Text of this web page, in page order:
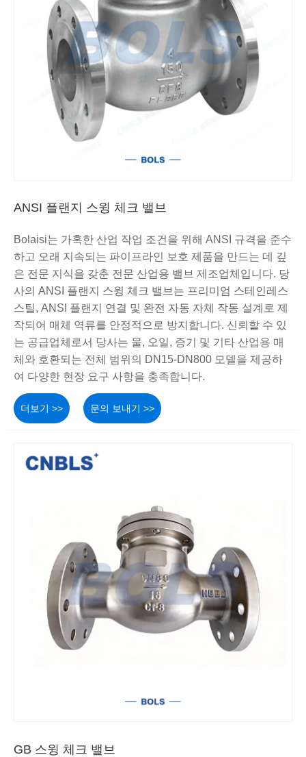
ANSI 플랜지 스윙 체크 밸브
Bolaisi는 가혹한 산업 작업 조건을 위해 ANSI 규격을 준수
하고 오래 지속되는 파이프라인 보호 제품을 만드는 데 깊
은 전문 지식을 갖춘 전문 산업용 밸브 제조업체입니다. 당
사의 ANSI 플랜지 스윙 체크 밸브는 프리미엄 스테인레스
스틸, ANSI 플랜지 연결 및 완전 자동 자체 작동 설계로 제
작되어 매체 역류를 안정적으로 방지합니다. 신뢰할 수 있
는 공급업체로서 당사는 물, 오일, 증기 및 기타 산업용 매
체와 호환되는 전체 범위의 DN15-DN800 모델을 제공하
여 다양한 현장 요구 사항을 충족합니다.
더보기 >> 문의 보내기 >>
GB 스윙 체크 밸브